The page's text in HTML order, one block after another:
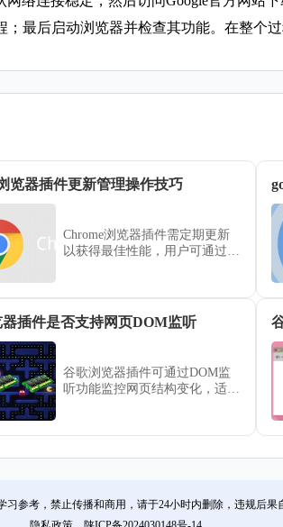
最后启动浏览器并检查其功能。在整个
览器插件更新管理操作技巧
Chrome浏览器插件需定期更新
以获得最佳性能，用户可通过管
插件是否支持网页DOM监听
谷歌浏览器插件可通过DOM监
听功能监控网页结构变化，适用
习参考，禁止传播和商用，请于24小时内删除，违规后果